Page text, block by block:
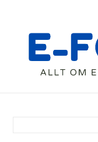
content